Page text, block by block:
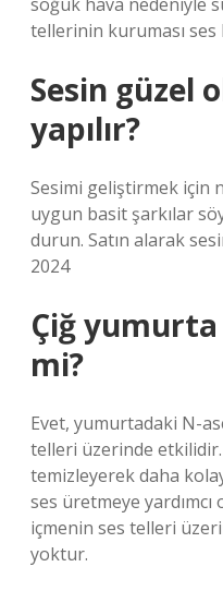
tellerinin kuruması ses
Sesin güzel
yapılır?
Sesimi geliştirmek için
uygun basit şarkılar
durun. Satın alarak
2024
Çiğ
mi?
Evet, yumurtadaki N-
telleri üzerinde
temizleyerek daha
ses üretmeye
içmenin ses telleri
yoktur.